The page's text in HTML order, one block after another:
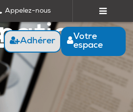
Appelez-nous
Adhérer
Votre
espace